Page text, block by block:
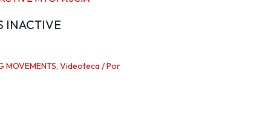
INACTIVE
MOVEMENTS, Videoteca/ Por